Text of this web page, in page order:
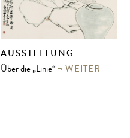
AUSSTELLUNG
Über die „Linie“ WEITER